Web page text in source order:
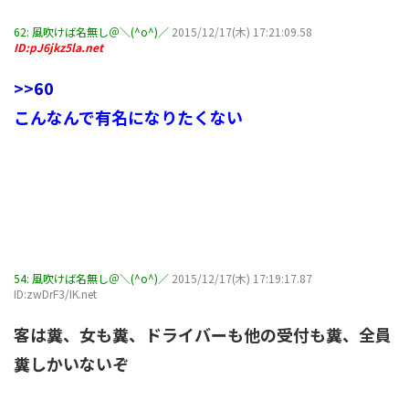
62: 風吹けば名無し＠＼(^o^)／ 2015/12/17(木) 17:21:09.58
ID:pJ6jkz5la.net
>>60
こんなんで有名になりたくない
54: 風吹けば名無し＠＼(^o^)／ 2015/12/17(木) 17:19:17.87
ID:zwDrF3/IK.net
客は糞、女も糞、ドライバーも他の受付も糞、全員
糞しかいないぞ